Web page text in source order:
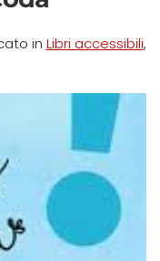
in Libri accessibili,